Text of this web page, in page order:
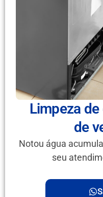
Limpeza
de
Notou água
seu